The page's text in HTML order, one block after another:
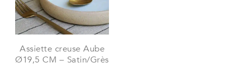
Assiette creuse Aube
Ø19,5 CM – Satin/Grès